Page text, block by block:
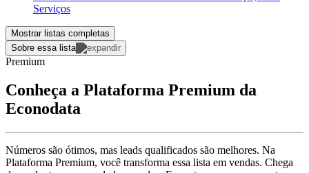
Serviços
Mostrar listas completas
Sobre essa lista
Premium
Conheça a Plataforma Premium da
Econodata
Números são ótimos, mas leads qualificados são melhores. Na
Plataforma Premium, você transforma essa lista em vendas. Chega